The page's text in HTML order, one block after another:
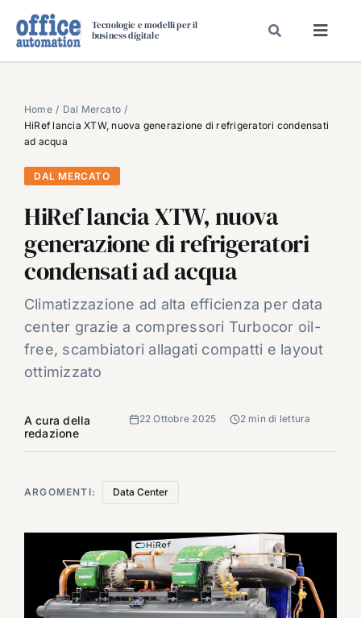
Tecnologie e modelli per il
business digitale
SPECIAL PAPER
TAVOLE ROTONDE DI REDAZIONE
DAL MERCATO
VIDEO
EVENTI
CHI SIAMO
Home
Dal Mercato
HiRef lancia XTW, nuova generazione di refrigeratori condensati
ad acqua
DAL MERCATO
HiRef lancia XTW, nuova
generazione di refrigeratori
condensati ad acqua
Climatizzazione ad alta efficienza per data
center grazie a compressori Turbocor oil-
free, scambiatori allagati compatti e layout
ottimizzato
A cura della
redazione
22 Ottobre 2025 2 min di lettura
ARGOMENTI: Data Center